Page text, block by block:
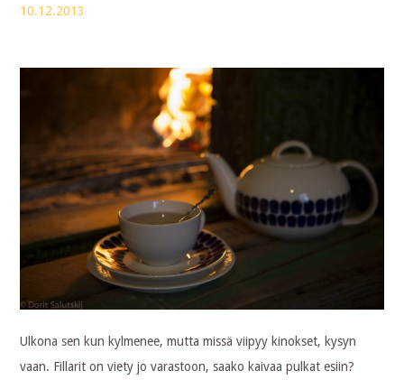
10.12.2013
Ulkona sen kun kylmenee, mutta missä viipyy kinokset, kysyn
vaan. Fillarit on viety jo varastoon, saako kaivaa pulkat esiin?